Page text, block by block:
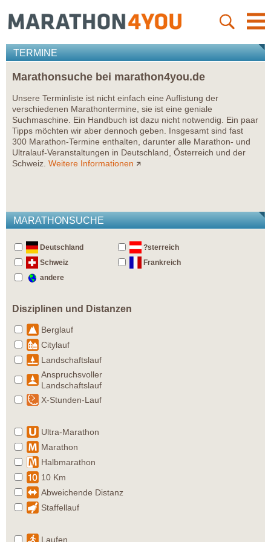
TERMINE
Marathonsuche bei marathon4you.de
Unsere Terminliste ist nicht einfach eine Auflistung der
verschiedenen Marathontermine, sie ist eine geniale
Suchmaschine. Ein Handbuch ist dazu nicht notwendig. Ein paar
Tipps möchten wir aber dennoch geben. Insgesamt sind fast
300 Marathon-Termine enthalten, darunter alle Marathon- und
Ultralauf-Veranstaltungen in Deutschland, Österreich und der
Schweiz. Weitere Informationen
MARATHONSUCHE
Deutschland
?sterreich
Schweiz
Frankreich
andere
Disziplinen und Distanzen
Berglauf
Citylauf
Landschaftslauf
Anspruchsvoller
Landschaftslauf
X-Stunden-Lauf
Ultra-Marathon
Marathon
Halbmarathon
10 Km
Abweichende Distanz
Staffellauf
Laufen